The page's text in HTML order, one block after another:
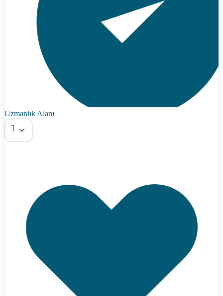
Uzmanlık Alanı
Tümü